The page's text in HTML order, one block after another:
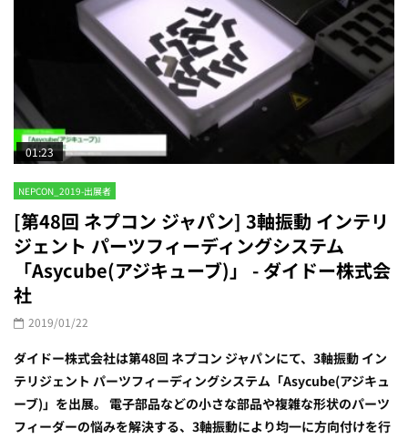
01:23
NEPCON_2019-出展者
[第48回 ネプコン ジャパン] 3軸振動 インテリ
ジェント パーツフィーディングシステム
「Asycube(アジキューブ)」 - ダイドー株式会
社
2019/01/22
ダイドー株式会社は第48回 ネプコン ジャパンにて、3軸振動 イン
テリジェント パーツフィーディングシステム「Asycube(アジキュ
ーブ)」を出展。 電子部品などの小さな部品や複雑な形状のパーツ
フィーダーの悩みを解決する、3軸振動により均一に方向付けを行